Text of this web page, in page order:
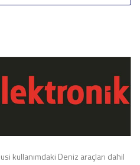
kullanımdaki Deniz araçları dahil